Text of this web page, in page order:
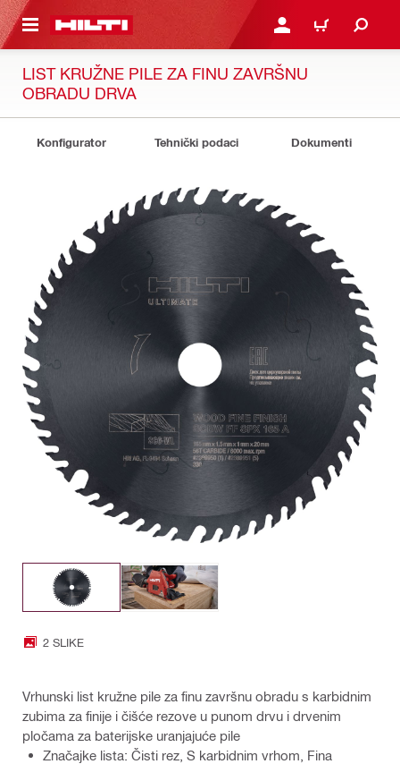
GLAVNI SADRŽAJ PRIJAVI SE ILI SE
KOŠARICA
LIST KRUŽNE PILE ZA FINU ZAVRŠNU
OBRADU DRVA
Konfigurator Tehnički podaci Dokumenti
2 SLIKE
Vrhunski list kružne pile za finu završnu obradu s karbidnim
zubima za finije i čišće rezove u punom drvu i drvenim
pločama za baterijske uranjajuće pile
Značajke lista: Čisti rez, S karbidnim vrhom, Fina